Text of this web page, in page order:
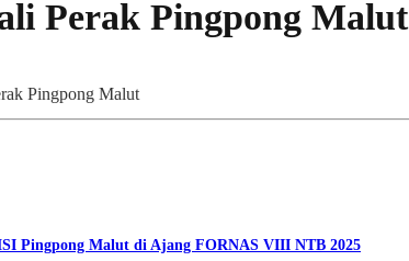
Perak Pingpong Malut
Pingpong Malut
Pingpong Malut di Ajang FORNAS VIII NTB 2025